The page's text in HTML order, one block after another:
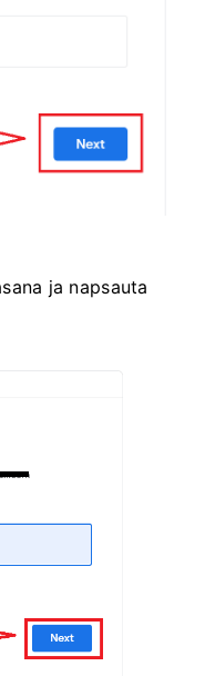
ja napsauta